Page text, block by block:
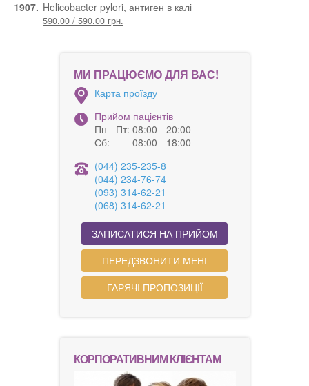
1907. Helicobacter pylori, антиген в калі
590.00 / 590.00 грн.
МИ ПРАЦЮЄМО ДЛЯ ВАС!
Карта проїзду
Прийом пацієнтів
Пн - Пт: 08:00 - 20:00
Сб:
08:00 - 18:00
(044) 235-235-8
(044) 234-76-74
(093) 314-62-21
(068) 314-62-21
ЗАПИСАТИСЯ НА ПРИЙОМ
ПЕРЕДЗВОНИТИ МЕНІ
ГАРЯЧІ ПРОПОЗИЦІЇ
КОРПОРАТИВНИМ КЛІЄНТАМ